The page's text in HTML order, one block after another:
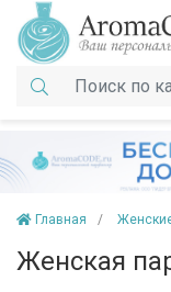
Главная
Женская